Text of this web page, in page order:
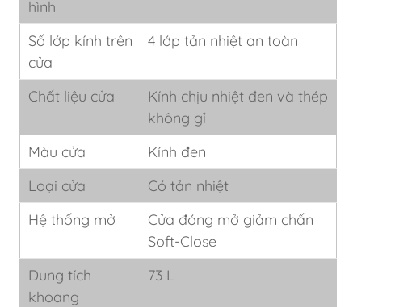
hình
Số lớp kính trên
cửa
4 lớp tản nhiệt an toàn
Chất liệu cửa
Kính chịu nhiệt đen và thép
không gỉ
Màu cửa
Kính đen
Loại cửa
Có tản nhiệt
Hệ thống mở
Cửa đóng mở giảm chấn
Soft-Close
Dung tích
khoang
73 L